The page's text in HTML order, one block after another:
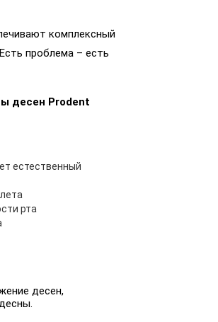
комплексный
проблема – есть
десен Prodent
естественный
рта
десен,